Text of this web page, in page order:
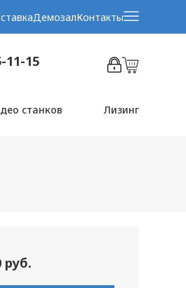
ДемозалКонтакты
11-15
станков Лизинг
руб.